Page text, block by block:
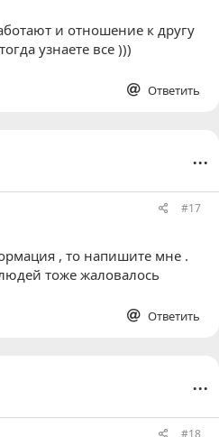
и отношение к другу
узнаете все )))
Ответить
...
#17
, то напишите мне .
тоже жаловалось
Ответить
...
#18